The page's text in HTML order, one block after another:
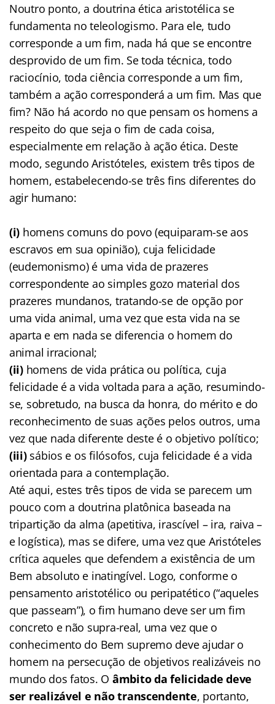
Noutro ponto, a doutrina ética aristotélica se
fundamenta no teleologismo. Para ele, tudo
corresponde a um fim, nada há que se encontre
desprovido de um fim. Se toda técnica, todo
raciocínio, toda ciência corresponde a um fim,
também a ação corresponderá a um fim. Mas que
fim? Não há acordo no que pensam os homens a
respeito do que seja o fim de cada coisa,
especialmente em relação à ação ética. Deste
modo, segundo Aristóteles, existem três tipos de
homem, estabelecendo-se três fins diferentes do
agir humano:
(i) homens comuns do povo (equiparam-se aos
escravos em sua opinião), cuja felicidade
(eudemonismo) é uma vida de prazeres
correspondente ao simples gozo material dos
prazeres mundanos, tratando-se de opção por
uma vida animal, uma vez que esta vida na se
aparta e em nada se diferencia o homem do
animal irracional;
(ii)homens de vida prática ou política, cuja
felicidade é a vida voltada para a ação, resumindo-
se, sobretudo, na busca da honra, do mérito e do
reconhecimento de suas ações pelos outros, uma
vez que nada diferente deste é o objetivo político;
(iii)sábios e os filósofos, cuja felicidade é a vida
orientada para a contemplação.
Até aqui, estes três tipos de vida se parecem um
pouco com a doutrina platônica baseada na
tripartição da alma (apetitiva, irascível – ira, raiva –
e logística), mas se difere, uma vez que Aristóteles
crítica aqueles que defendem a existência de um
Bem absoluto e inatingível. Logo, conforme o
pensamento aristotélico ou peripatético (“aqueles
que passeam”), o fim humano deve ser um fim
concreto e não supra-real, uma vez que o
conhecimento do Bem supremo deve ajudar o
homem na persecução de objetivos realizáveis no
mundo dos fatos. O âmbito da felicidade deve
ser realizável e não transcendente, portanto,